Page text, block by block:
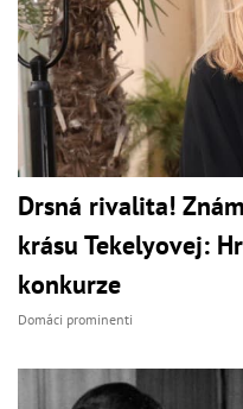
Drsná rivalita!
krásu Tekelyovej:
konkurze
Domáci prominenti